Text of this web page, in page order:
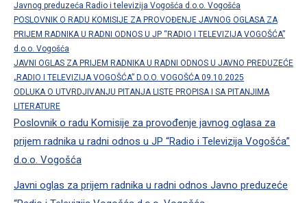
Javnog preduzeća Radio i televizija Vogošća d.o.o. Vogošća
POSLOVNIK O RADU KOMISIJE ZA PROVOĐENJE JAVNOG OGLASA ZA
PRIJEM RADNIKA U RADNI ODNOS U JP “RADIO I TELEVIZIJA VOGOŠĆA”
d.o.o. Vogošća
JAVNI OGLAS ZA PRIJEM RADNIKA U RADNI ODNOS U JAVNO PREDUZEĆE
„RADIO I TELEVIZIJA VOGOŠĆA” D.O.O. VOGOŠĆA 09.10.2025
ODLUKA O UTVRDJIVANJU PITANJA LISTE PROPISA I SA PITANJIMA
LITERATURE
Poslovnik o radu Komisije za provođenje javnog oglasa za
prijem radnika u radni odnos u JP “Radio i Televizija Vogošća”
d.o.o. Vogošća
Javni oglas za prijem radnika u radni odnos Javno preduzeće